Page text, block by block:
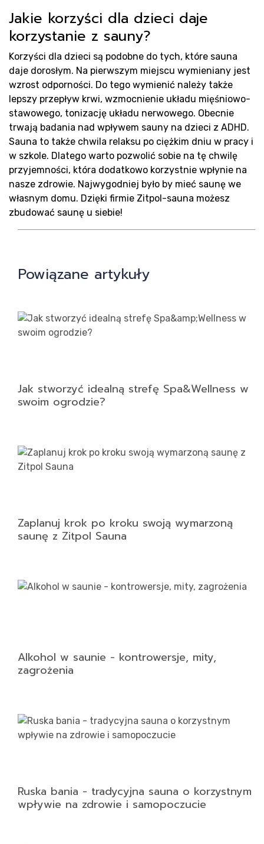
Jakie korzyści dla dzieci daje
korzystanie z sauny?
Korzyści dla dzieci są podobne do tych, które sauna
daje dorosłym. Na pierwszym miejscu wymieniany jest
wzrost odporności. Do tego wymienić należy także
lepszy przepływ krwi, wzmocnienie układu mięśniowo-
stawowego, tonizację układu nerwowego. Obecnie
trwają badania nad wpływem sauny na dzieci z ADHD.
Sauna to także chwila relaksu po ciężkim dniu w pracy i
w szkole. Dlatego warto pozwolić sobie na tę chwilę
przyjemności, która dodatkowo korzystnie wpłynie na
nasze zdrowie. Najwygodniej było by mieć saunę we
własnym domu. Dzięki firmie Zitpol-sauna możesz
zbudować saunę u siebie!
Powiązane artykuły
Jak stworzyć idealną strefę Spa&Wellness w
swoim ogrodzie?
Zaplanuj krok po kroku swoją wymarzoną
saunę z Zitpol Sauna
Alkohol w saunie - kontrowersje, mity,
zagrożenia
Ruska bania - tradycyjna sauna o korzystnym
wpływie na zdrowie i samopoczucie